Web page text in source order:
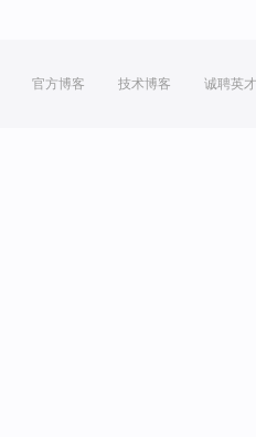
官方博客 技术博客 诚聘英才